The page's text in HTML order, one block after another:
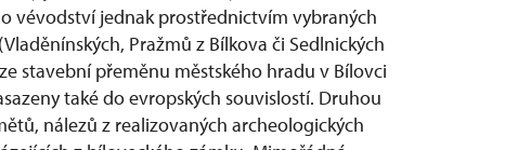
vévodství jednak prostřednictvím vybraných
Pražmů z Bílkova či Sedlnických
stavební přeměnu městského hradu v Bílovci
také do evropských souvislostí. Druhou
nálezů z realizovaných archeologických